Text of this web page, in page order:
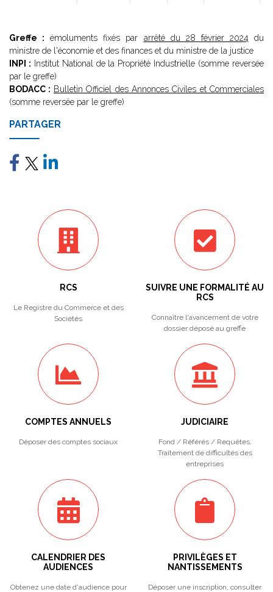
Greffe : émoluments fixés par arrêté du 28 février 2024 du
ministre de l'économie et des finances et du ministre de la justice
INPI : Institut National de la Propriété Industrielle (somme reversée
par le greffe)
BODACC : Bulletin Officiel des Annonces Civiles et Commerciales
(somme reversée par le greffe)
PARTAGER
RCS
Le Registre du Commerce et des
Sociétés
SUIVRE UNE FORMALITÉ AU
RCS
Connaître l'avancement de votre
dossier déposé au greffe
COMPTES ANNUELS
Déposer des comptes sociaux
JUDICIAIRE
Fond / Référés / Requêtes.
Traitement de difficultés des
entreprises
CALENDRIER DES
AUDIENCES
Obtenez une date d'audience pour
PRIVILÈGES ET
NANTISSEMENTS
Déposer une inscription, consulter